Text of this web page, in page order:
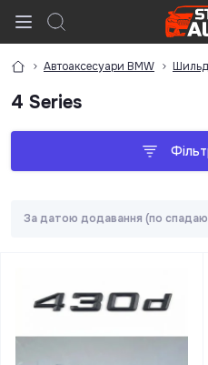
Автоаксесуари BMW
4 Series